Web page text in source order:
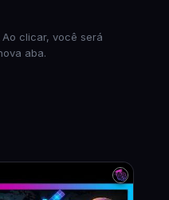
clicar, você será
aba.